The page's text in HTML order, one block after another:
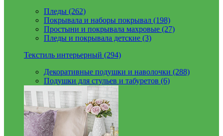
Пледы (262)
Покрывала и наборы покрывал (198)
Простыни и покрывала махровые (27)
Пледы и покрывала детские (3)
Текстиль интерьерный (294)
Декоративные подушки и наволочки (288)
Подушки для стульев и табуретов (6)